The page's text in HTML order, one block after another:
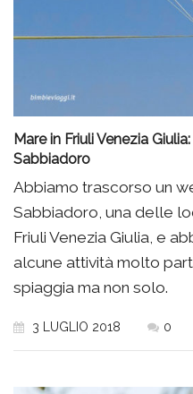
Mare in Friuli Venezia
Sabbiadoro
Abbiamo trascorso un
Sabbiadoro, una delle
Friuli Venezia Giulia, e
alcune attività molto
spiaggia ma non solo.
3 LUGLIO 2018 0